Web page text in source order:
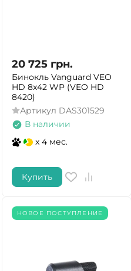
20 725 грн.
Бинокль Vanguard VEO
HD 8x42 WP (VEO HD
8420)
Артикул DAS301529
В наличии
x 4 мес.
Купить
НОВОЕ ПОСТУПЛЕНИЕ